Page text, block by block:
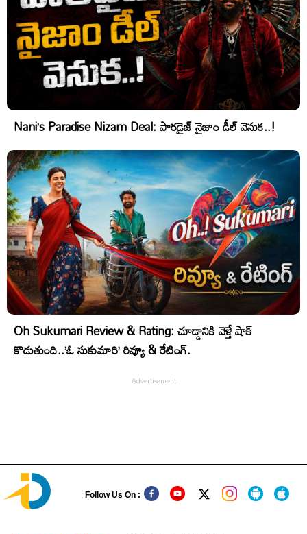
Nani’s Paradise Nizam Deal: పారడైజ్ నైజాం డీల్ వెనుక..!
Oh Sukumari Review & Rating: చూడ్డానికి వెళ్తే షాక్
కొడుతుంది..’ఓ సుకుమారి’ రివ్యూ & రేటింగ్.
Follow Us On :